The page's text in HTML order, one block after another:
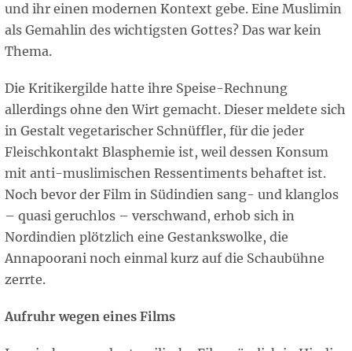
und ihr einen modernen Kontext gebe. Eine Muslimin
als Gemahlin des wichtigsten Gottes? Das war kein
Thema.
Die Kritikergilde hatte ihre Speise-Rechnung
allerdings ohne den Wirt gemacht. Dieser meldete sich
in Gestalt vegetarischer Schnüffler, für die jeder
Fleischkontakt Blasphemie ist, weil dessen Konsum
mit anti-muslimischen Ressentiments behaftet ist.
Noch bevor der Film in Südindien sang- und klanglos
– quasi geruchlos – verschwand, erhob sich in
Nordindien plötzlich eine Gestankswolke, die
Annapoorani noch einmal kurz auf die Schaubühne
zerrte.
Aufruhr wegen eines Films